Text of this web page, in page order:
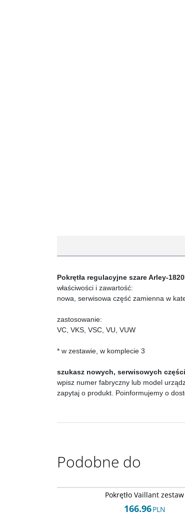
Pokrętła regulacyjne szare Arley-
właściwości i zawartość:
nowa, serwisowa część zamienna w
zastosowanie:
VC, VKS, VSC, VU, VUW
* w zestawie, w komplecie 3
szukasz nowych, serwisowych
wpisz numer fabryczny lub model
zapytaj o produkt. Poinformujemy o
Podobne do
Pokrętło Vaillant zestaw
166.96PLN